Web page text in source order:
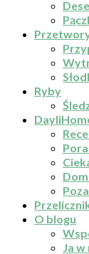
Ryby
O blogu
Ja w